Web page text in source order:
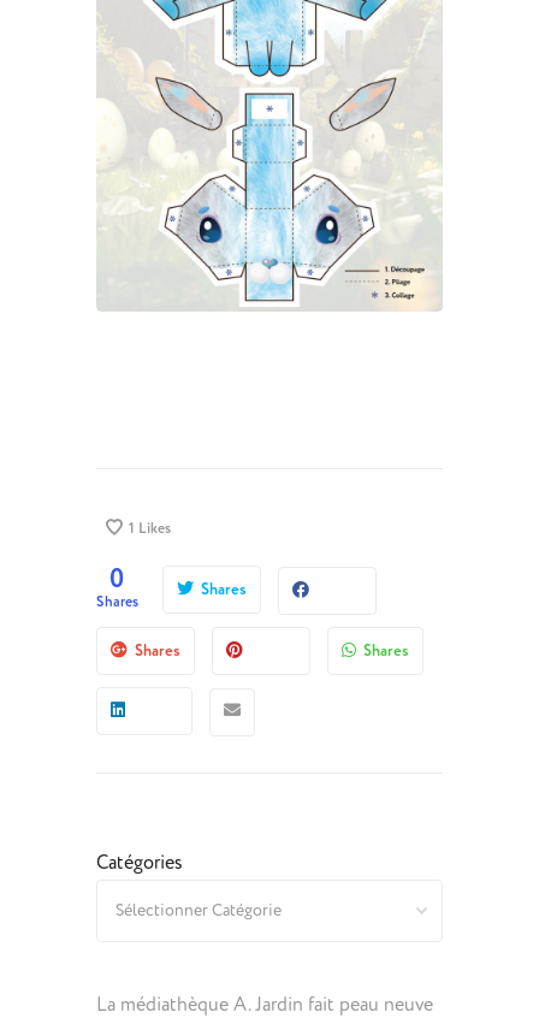
1 Likes
0
Shares
Shares
Shares Shares
Catégories
La médiathèque A. Jardin fait peau neuve